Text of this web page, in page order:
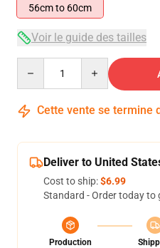
56cm to 60cm
Voir le guide des tailles
Cette vente se termine
Deliver to United
Cost to ship:$6.99
Standard - Order today to
Production